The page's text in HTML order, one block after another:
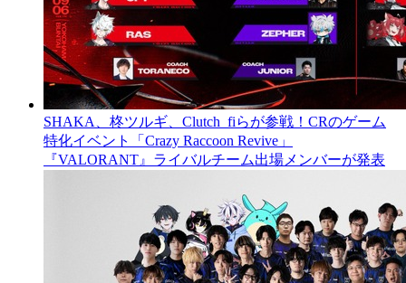
SHAKA、柊ツルギ、Clutch_fiらが参戦！CRのゲーム
特化イベント「Crazy Raccoon Revive」
『VALORANT』ライバルチーム出場メンバーが発表